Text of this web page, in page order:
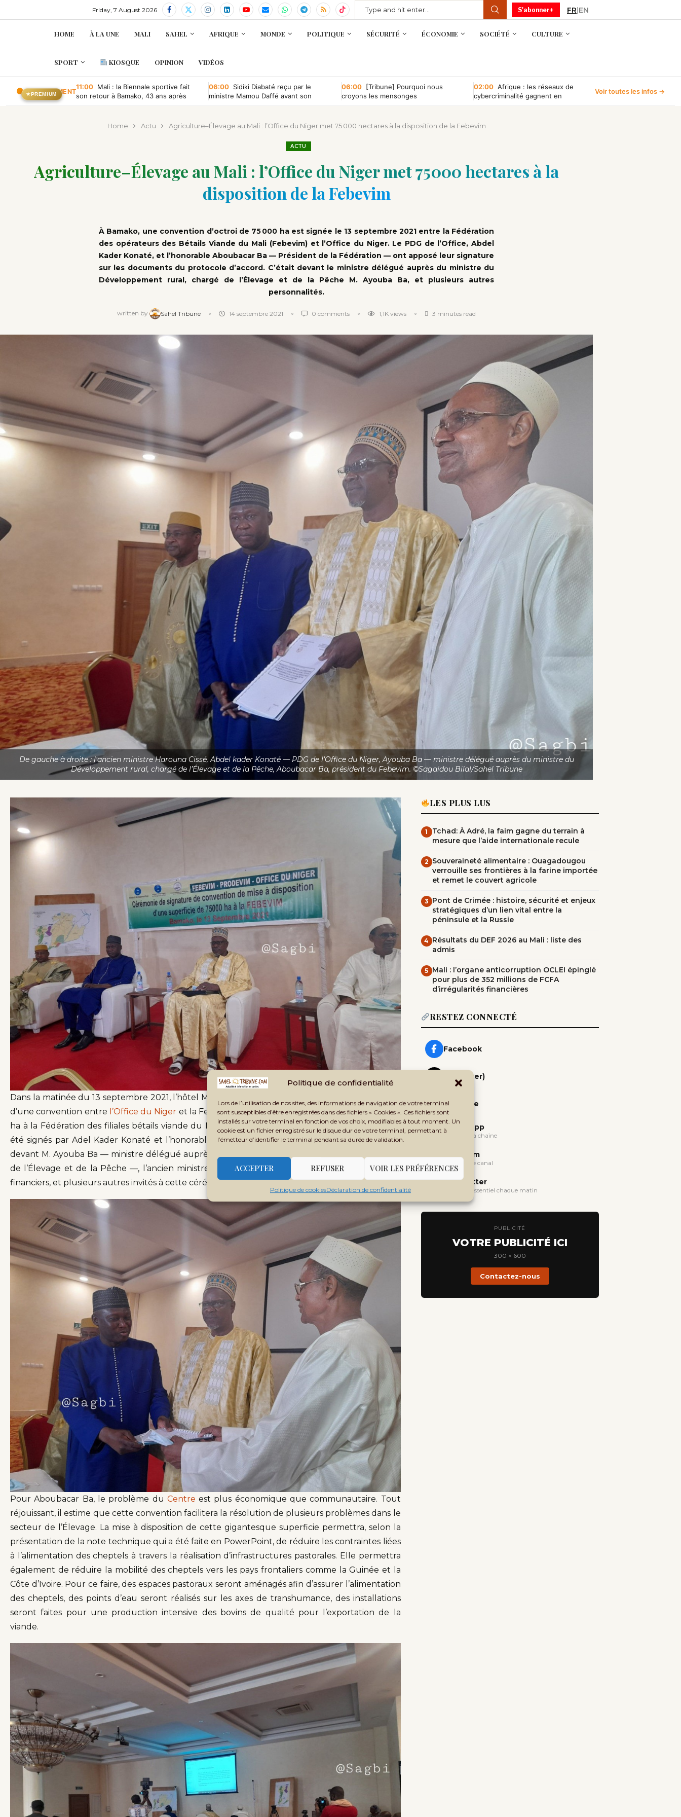
Politique de confidentialité
Lors de l’utilisation de nos sites, des informations de navigation de votre terminal
sont susceptibles d’être enregistrées dans des fichiers « Cookies ». Ces fichiers sont
installés sur votre terminal en fonction de vos choix, modifiables à tout moment. Un
cookie est un fichier enregistré sur le disque dur de votre terminal, permettant à
l’émetteur d’identifier le terminal pendant sa durée de validation.
ACCEPTER REFUSER VOIR LES PRÉFÉRENCES
Politique de cookiesDéclaration de confidentialité
Friday, 7 August 2026 S'abonner+ FR|EN
HOME À LA UNE MALI SAHEL AFRIQUE MONDE POLITIQUE SÉCURITÉ ÉCONOMIE SOCIÉTÉ CULTURE
SPORT KIOSQUE OPINION VIDÉOS
EN CE MOMENT
★PREMIUM
11:00 Mali : la Biennale sportive fait
son retour à Bamako, 43 ans après
06:00 Sidiki Diabaté reçu par le
ministre Mamou Daffé avant son
06:00 [Tribune] Pourquoi nous
croyons les mensonges
02:00 Afrique : les réseaux de
cybercriminalité gagnent en
Voir toutes les infos →
Home Actu Agriculture–Élevage au Mali : l’Office du Niger met 75 000 hectares à la disposition de la Febevim
ACTU
Agriculture–Élevage au Mali : l’Office du Niger met 75 000 hectares à la
disposition de la Febevim
À Bamako, une convention d’octroi de 75 000 ha est signée le 13 septembre 2021 entre la Fédération
des opérateurs des Bétails Viande du Mali (Febevim) et l’Office du Niger. Le PDG de l’Office, Abdel
Kader Konaté, et l’honorable Aboubacar Ba — Président de la Fédération — ont apposé leur signature
sur les documents du protocole d’accord. C’était devant le ministre délégué auprès du ministre du
Développement rural, chargé de l’Élevage et de la Pêche M. Ayouba Ba, et plusieurs autres
personnalités.
written by Sahel Tribune 14 septembre 2021 0 comments 1,1K views 3 minutes read
De gauche à droite : l'ancien ministre Harouna Cissé, Abdel kader Konaté — PDG de l’Office du Niger, Ayouba Ba — ministre délégué auprès du ministre du
Développement rural, chargé de l’Élevage et de la Pêche, Aboubacar Ba, président du Febevim. ©Sagaidou Bilal/Sahel Tribune
Dans la matinée du 13 septembre 2021, l’hôtel Maeva Palace a abrité la cérémonie de signature
d’une convention entre l’Office du Niger et la Febevim. Il s’agit de la mise à disposition de 75 000
ha à la Fédération des filiales bétails viande du Mali. Les documents du protocole d’accord ont
été signés par Adel Kader Konaté et l’honorable Aboubacar Ba, président du Febevim. C’était
devant M. Ayouba Ba — ministre délégué auprès du ministre du Développement rural, chargé
de l’Élevage et de la Pêche —, l’ancien ministre Harouna Cissé, des partenaires techniques et
financiers, et plusieurs autres invités à cette cérémonie.
Pour Aboubacar Ba, le problème du Centre est plus économique que communautaire. Tout
réjouissant, il estime que cette convention facilitera la résolution de plusieurs problèmes dans le
secteur de l’Élevage. La mise à disposition de cette gigantesque superficie permettra, selon la
présentation de la note technique qui a été faite en PowerPoint, de réduire les contraintes liées
à l’alimentation des cheptels à travers la réalisation d’infrastructures pastorales. Elle permettra
également de réduire la mobilité des cheptels vers les pays frontaliers comme la Guinée et la
Côte d’Ivoire. Pour ce faire, des espaces pastoraux seront aménagés afin d’assurer l’alimentation
des cheptels, des points d’eau seront réalisés sur les axes de transhumance, des installations
seront faites pour une production intensive des bovins de qualité pour l’exportation de la
viande.
LES PLUS LUS
1
Tchad: À Adré, la faim gagne du terrain à
mesure que l’aide internationale recule
2 Souveraineté alimentaire : Ouagadougou
verrouille ses frontières à la farine importée
et remet le couvert agricole
3 Pont de Crimée : histoire, sécurité et enjeux
stratégiques d’un lien vital entre la
péninsule et la Russie
4 Résultats du DEF 2026 au Mali : liste des
admis
5 Mali : l’organe anticorruption OCLEI épinglé
pour plus de 352 millions de FCFA
d’irrégularités financières
RESTEZ CONNECTÉ
Facebook
X (Twitter)
YouTube
WhatsApp
Rejoindre la chaîne
Telegram
Rejoindre le canal
Newsletter
Recevoir l'essentiel chaque matin
PUBLICITÉ
VOTRE PUBLICITÉ ICI
300 × 600
Contactez-nous